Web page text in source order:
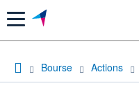
Menu
Bourse Actions